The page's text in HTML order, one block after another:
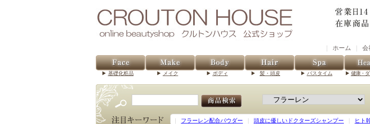
ホーム 会
基礎化粧品 メイク ボディ 髪・頭皮 バスタイム 健康・
フラーレン配合パウダー 頭皮に優しいドクターズシャンプー ヒト